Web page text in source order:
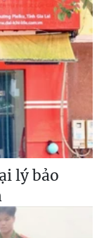
lý bảo